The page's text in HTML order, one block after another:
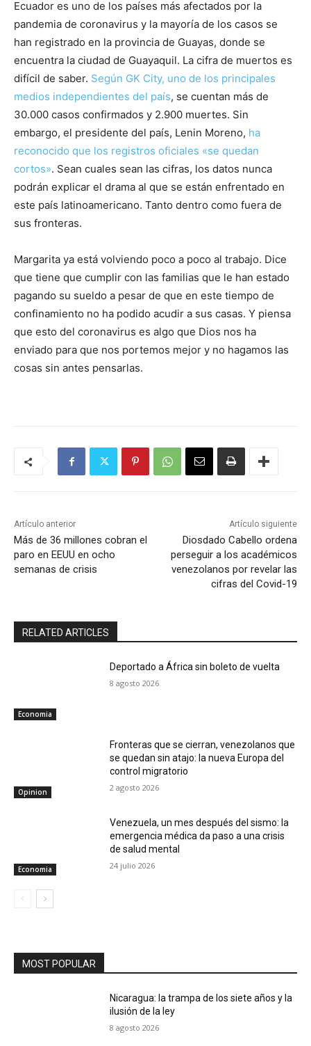
Ecuador es uno de los países más afectados por la
pandemia de coronavirus y la mayoría de los casos se
han registrado en la provincia de Guayas, donde se
encuentra la ciudad de Guayaquil. La cifra de muertos es
difícil de saber. Según GK City, uno de los principales
medios independientes del país, se cuentan más de
30.000 casos confirmados y 2.900 muertes. Sin
embargo, el presidente del país, Lenin Moreno, ha
reconocido que los registros oficiales «se quedan
cortos». Sean cuales sean las cifras, los datos nunca
podrán explicar el drama al que se están enfrentado en
este país latinoamericano. Tanto dentro como fuera de
sus fronteras.
Margarita ya está volviendo poco a poco al trabajo. Dice
que tiene que cumplir con las familias que le han estado
pagando su sueldo a pesar de que en este tiempo de
confinamiento no ha podido acudir a sus casas. Y piensa
que esto del coronavirus es algo que Dios nos ha
enviado para que nos portemos mejor y no hagamos las
cosas sin antes pensarlas.
Artículo anterior
Más de 36 millones cobran el
paro en EEUU en ocho
semanas de crisis
Artículo siguiente
Diosdado Cabello ordena
perseguir a los académicos
venezolanos por revelar las
cifras del Covid-19
RELATED ARTICLES
Economia
Deportado a África sin boleto de vuelta
8 agosto 2026
Opinion
Fronteras que se cierran, venezolanos que
se quedan sin atajo: la nueva Europa del
control migratorio
2 agosto 2026
Economia
Venezuela, un mes después del sismo: la
emergencia médica da paso a una crisis
de salud mental
24 julio 2026
MOST POPULAR
Nicaragua: la trampa de los siete años y la
ilusión de la ley
8 agosto 2026